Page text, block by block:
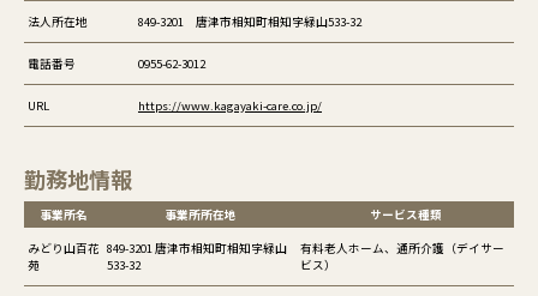
法人所在地 849-3201 唐津市相知町相知字緑山533-32
電話番号 0955-62-3012
URL https://www.kagayaki-care.co.jp/
勤務地情報
事業所名 事業所所在地
サービス種類
みどり山百花
苑
849-3201 唐津市相知町相知字緑山
533-32
有料老人ホーム、通所介護（デイサー
ビス）